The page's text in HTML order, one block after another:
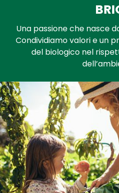
Una passione che nasce
Condividiamo valori e un
del biologico nel